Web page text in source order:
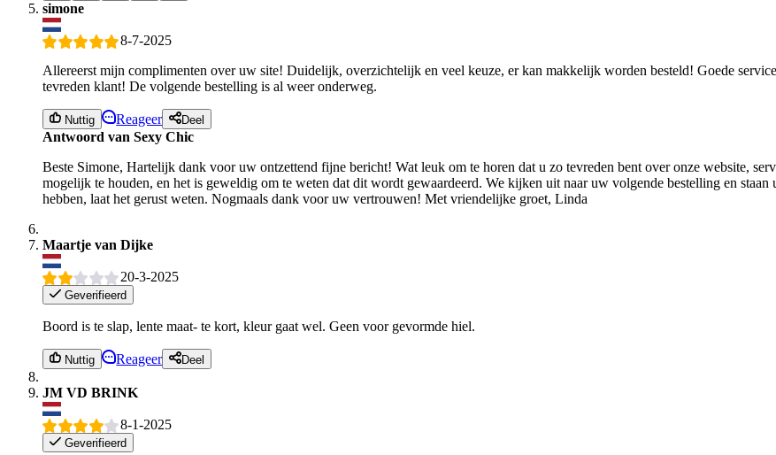
simone
8-7-2025
Allereerst mijn complimenten over uw site! Duidelijk, overzichtelijk en veel keuze, er kan makkelijk worden besteld! Goede
tevreden klant! De volgende bestelling is al weer onderweg.
Nuttig Reageer Deel
Antwoord van Sexy Chic
Beste Simone, Hartelijk dank voor uw ontzettend fijne bericht! Wat leuk om te horen dat u zo tevreden bent over onze website,
mogelijk te houden, en het is geweldig om te weten dat dit wordt gewaardeerd. We kijken uit naar uw volgende bestelling en
hebben, laat het gerust weten. Nogmaals dank voor uw vertrouwen! Met vriendelijke groet, Linda
Maartje van Dijke
20-3-2025
Geverifieerd
Boord is te slap, lente maat- te kort, kleur gaat wel. Geen voor gevormde hiel.
Nuttig Reageer Deel
JM VD BRINK
8-1-2025
Geverifieerd